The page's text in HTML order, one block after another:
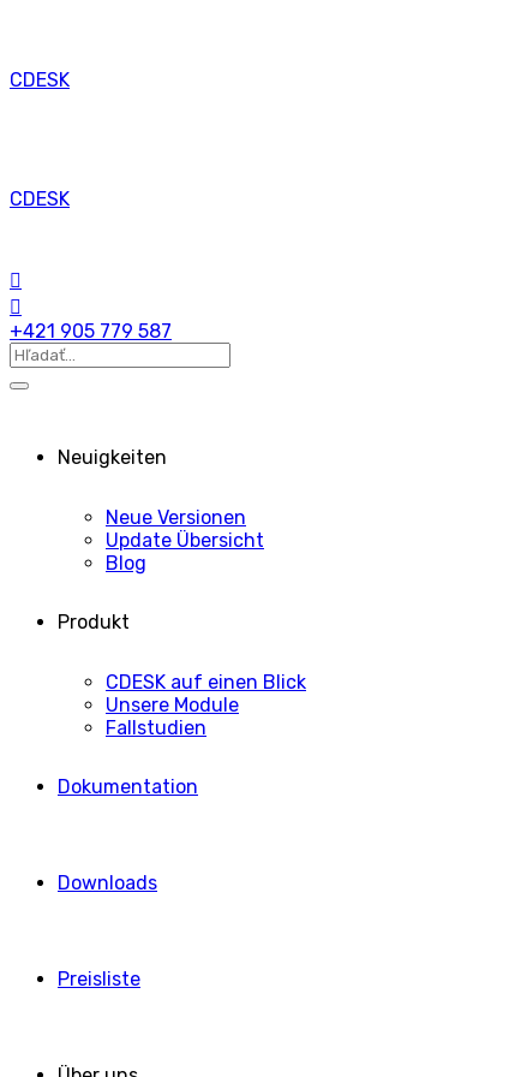
CDESK
CDESK
+421 905 779 587
Neuigkeiten
Neue Versionen
Update Übersicht
Blog
Produkt
CDESK auf einen Blick
Unsere Module
Fallstudien
Dokumentation
Downloads
Preisliste